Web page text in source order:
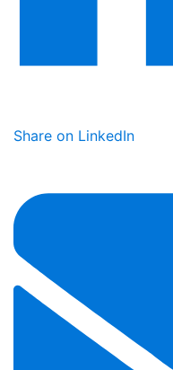
Share on LinkedIn